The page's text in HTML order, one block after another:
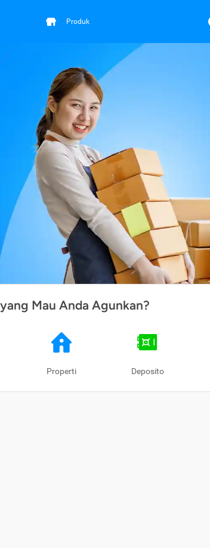
Produk
Mau Anda Agunkan?
Properti Deposito